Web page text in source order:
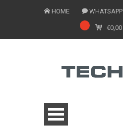
HOME WHATSAPP
€0,00